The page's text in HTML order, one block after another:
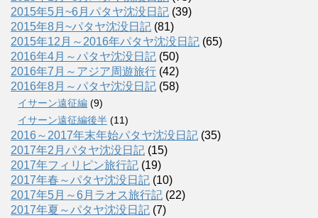
2015年5月~6月パタヤ沈没日記 (39)
2015年8月~パタヤ沈没日記 (81)
2015年12月～2016年パタヤ沈没日記 (65)
2016年4月～パタヤ沈没日記 (50)
2016年7月～アジア周遊旅行 (42)
2016年8月～パタヤ沈没日記 (58)
イサーン遠征編 (9)
イサーン遠征編後半 (11)
2016～2017年末年始パタヤ沈没日記 (35)
2017年2月パタヤ沈没日記 (15)
2017年フィリピン旅行記 (19)
2017年春～パタヤ沈没日記 (10)
2017年5月～6月ラオス旅行記 (22)
2017年夏～パタヤ沈没日記 (7)